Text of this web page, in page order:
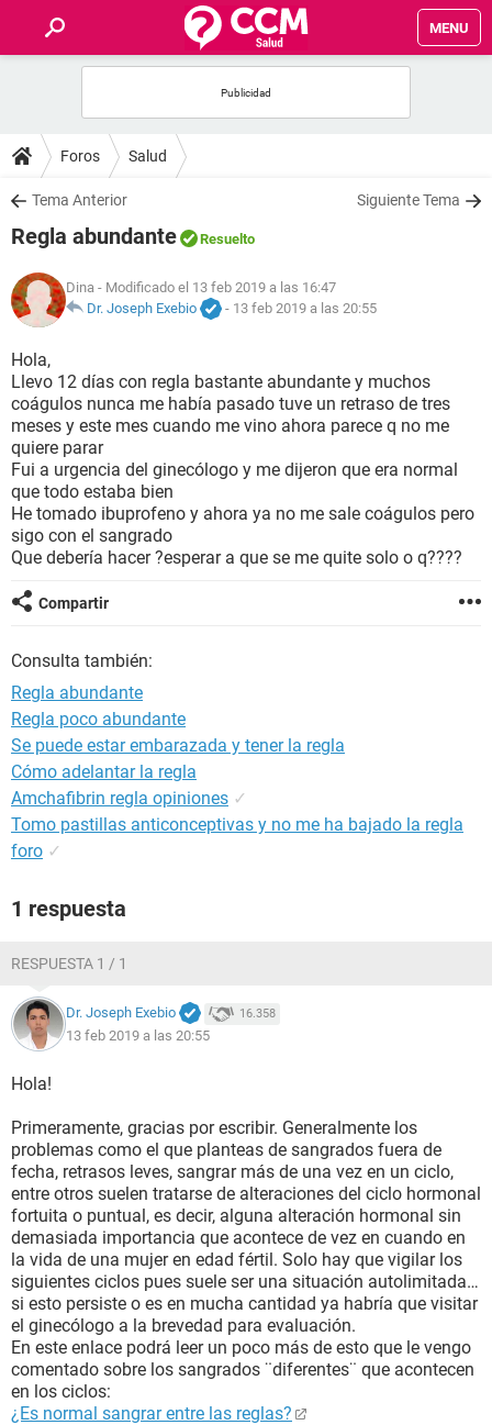
MENU
FOROS
SALUD
FAMILIA
NUTRICIÓN
BIENESTAR
SEXUALIDAD
GLOSARIO
Foros Salud
Tema Anterior Siguiente Tema
Regla abundante Resuelto
Dina - Modificado el 13 feb 2019 a las 16:47
Dr. Joseph Exebio
- 13 feb 2019 a las 20:55
Hola,
Llevo 12 días con regla bastante abundante y muchos
coágulos nunca me había pasado tuve un retraso de tres
meses y este mes cuando me vino ahora parece q no me
quiere parar
Fui a urgencia del ginecólogo y me dijeron que era normal
que todo estaba bien
He tomado ibuprofeno y ahora ya no me sale coágulos pero
sigo con el sangrado
Que debería hacer ?esperar a que se me quite solo o q????
Compartir
Consulta también:
Regla abundante
Regla poco abundante
Se puede estar embarazada y tener la regla
Cómo adelantar la regla
Amchafibrin regla opiniones ✓
Tomo pastillas anticonceptivas y no me ha bajado la regla
foro ✓
1 respuesta
RESPUESTA 1 / 1
Dr. Joseph Exebio 16.358
13 feb 2019 a las 20:55
Hola!
Primeramente, gracias por escribir. Generalmente los
problemas como el que planteas de sangrados fuera de
fecha, retrasos leves, sangrar más de una vez en un ciclo,
entre otros suelen tratarse de alteraciones del ciclo hormonal
fortuita o puntual, es decir, alguna alteración hormonal sin
demasiada importancia que acontece de vez en cuando en
la vida de una mujer en edad fértil. Solo hay que vigilar los
siguientes ciclos pues suele ser una situación autolimitada…
si esto persiste o es en mucha cantidad ya habría que visitar
el ginecólogo a la brevedad para evaluación.
En este enlace podrá leer un poco más de esto que le vengo
comentado sobre los sangrados ¨diferentes¨ que acontecen
en los ciclos:
¿Es normal sangrar entre las reglas?